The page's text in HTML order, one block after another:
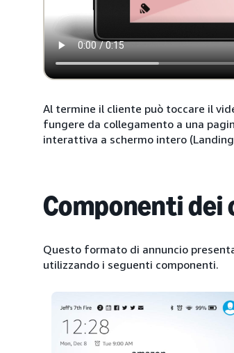
Al termine il cliente può toccare il
fungere da collegamento a una
interattiva a schermo intero
Componenti
Questo formato di annuncio
utilizzando i seguenti componenti.